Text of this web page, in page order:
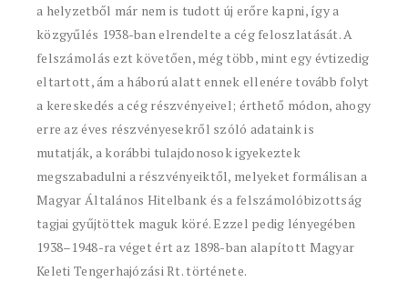
a helyzetből már nem is tudott új erőre kapni, így a
közgyűlés 1938-ban elrendelte a cég feloszlatását. A
felszámolás ezt követően, még több, mint egy évtizedig
eltartott, ám a háború alatt ennek ellenére tovább folyt
a kereskedés a cég részvényeivel; érthető módon, ahogy
erre az éves részvényesekről szóló adataink is
mutatják, a korábbi tulajdonosok igyekeztek
megszabadulni a részvényeiktől, melyeket formálisan a
Magyar Általános Hitelbank és a felszámolóbizottság
tagjai gyűjtöttek maguk köré. Ezzel pedig lényegében
1938–1948-ra véget ért az 1898-ban alapított Magyar
Keleti Tengerhajózási Rt. története.